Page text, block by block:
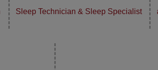
Sleep Technician & Sleep Specialist